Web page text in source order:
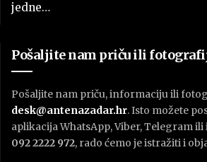
jedne…
Pošaljite nam priču ili
Pošaljite nam priču, informaciju ili
desk@antenazadar.hr. Isto možete
aplikacija WhatsApp, Viber, Telegram
092 2222 972, rado ćemo je istražiti i